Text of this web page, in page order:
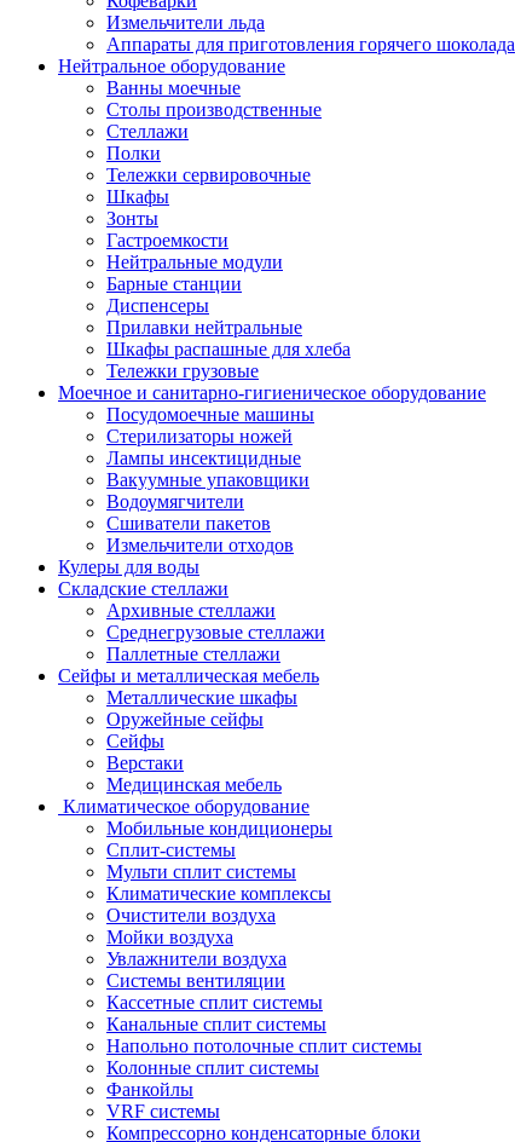
Измельчители льда
Аппараты для приготовления горячего шоколада
Нейтральное оборудование
Ванны моечные
Столы производственные
Стеллажи
Полки
Тележки сервировочные
Шкафы
Зонты
Гастроемкости
Нейтральные модули
Барные станции
Диспенсеры
Прилавки нейтральные
Шкафы распашные для хлеба
Тележки грузовые
Моечное и санитарно-гигиеническое оборудование
Посудомоечные машины
Стерилизаторы ножей
Лампы инсектицидные
Вакуумные упаковщики
Водоумягчители
Сшиватели пакетов
Измельчители отходов
Кулеры для воды
Складские стеллажи
Архивные стеллажи
Среднегрузовые стеллажи
Паллетные стеллажи
Сейфы и металлическая мебель
Металлические шкафы
Оружейные сейфы
Сейфы
Верстаки
Медицинская мебель
Климатическое оборудование
Мобильные кондиционеры
Сплит-системы
Мульти сплит системы
Климатические комплексы
Очистители воздуха
Мойки воздуха
Увлажнители воздуха
Системы вентиляции
Кассетные сплит системы
Канальные сплит системы
Напольно потолочные сплит системы
Колонные сплит системы
Фанкойлы
VRF системы
Компрессорно конденсаторные блоки